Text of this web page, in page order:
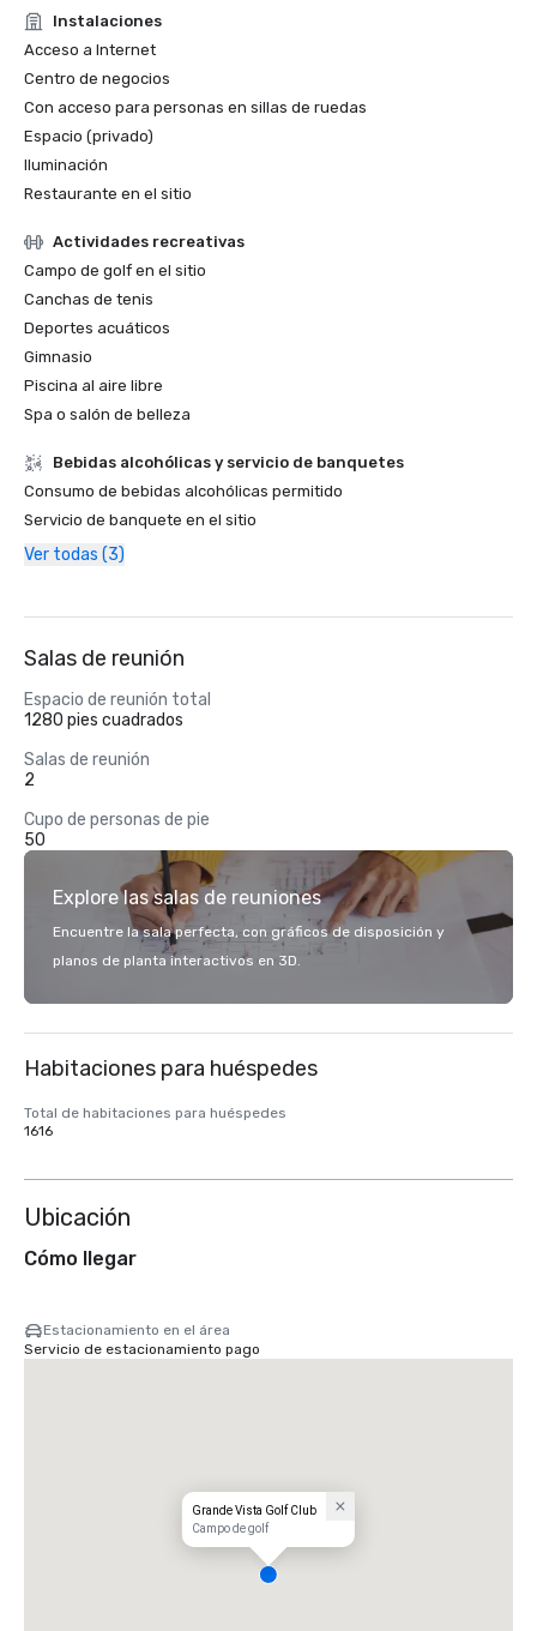
Instalaciones
Acceso a Internet
Centro de negocios
Con acceso para personas en sillas de ruedas
Espacio (privado)
Iluminación
Restaurante en el sitio
Actividades recreativas
Campo de golf en el sitio
Canchas de tenis
Deportes acuáticos
Gimnasio
Piscina al aire libre
Spa o salón de belleza
Bebidas alcohólicas y servicio de banquetes
Consumo de bebidas alcohólicas permitido
Servicio de banquete en el sitio
Ver todas (3)
Salas de reunión
Espacio de reunión total
1280 pies cuadrados
Salas de reunión
2
Cupo de personas de pie
50
Explore las salas de reuniones
Encuentre la sala perfecta, con gráficos de disposición y
planos de planta interactivos en 3D.
Habitaciones para huéspedes
Total de habitaciones para huéspedes
1616
Ubicación
Cómo llegar
Estacionamiento en el área
Servicio de estacionamiento pago
Grande Vista Golf Club
Campo de golf